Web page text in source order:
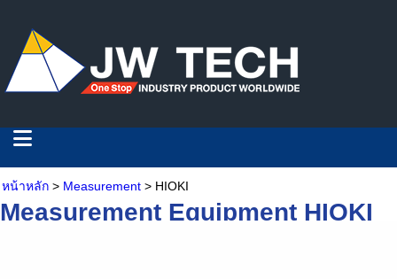
หน้าหลัก > Measurement > HIOKI
Measurement Equipment HIOKI